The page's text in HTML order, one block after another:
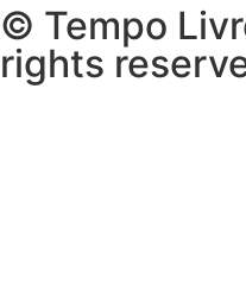
© Tempo
rights